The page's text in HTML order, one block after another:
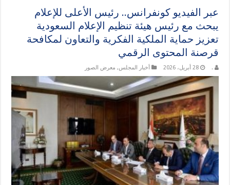
عبر الفيديو كونفرانس.. رئيس الأعلى للإعلام
يبحث مع رئيس هيئة تنظيم الإعلام السعودية
تعزيز حماية الملكية الفكرية والتعاون لمكافحة
قرصنة المحتوى الرقمي
. 28 أبريل، 2026 أخبار المجلس, معرض الصور